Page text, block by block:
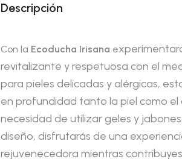
Descripción
Con la Ecoducha Irisana e
revitalizante y respetuosa con el
para pieles delicadas y alérgicas,
en profundidad tanto la piel como el
necesidad de utilizar geles y
diseño, disfrutarás de una
rejuvenecedora mientras